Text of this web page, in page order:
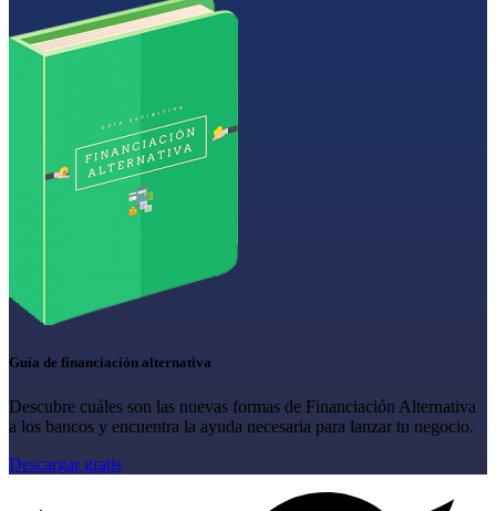
Guía de financiación alternativa
Descubre cuáles son las nuevas formas de Financiación Alternativa
a los bancos y encuentra la ayuda necesaria para lanzar tu negocio.
Descargar gratis